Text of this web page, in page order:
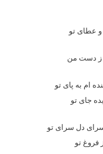
و عطای تو
ز دست من
به پای تو
جای تو
دل سرای تو
فروغ تو